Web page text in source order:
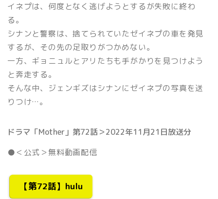
イネプは、何度となく逃げようとするが失敗に終わ
る。
シナンと警察は、捨てられていたゼイネプの車を発見
するが、その先の足取りがつかめない。
一方、ギョニュルとアリたちも手がかりを見つけよう
と奔走する。
そんな中、ジェンギズはシナンにゼイネプの写真を送
りつけ…。
ドラマ「Mother」第72話＞2022年11月21日放送分
●＜公式＞無料動画配信
【第72話】hulu